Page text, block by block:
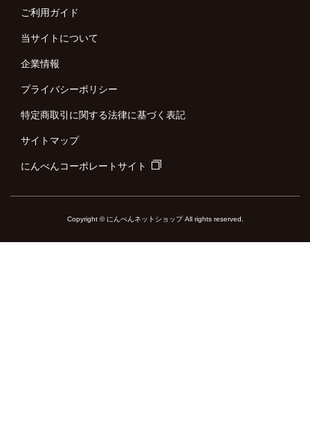
ご利用ガイド
当サイトについて
企業情報
プライバシーポリシー
特定商取引に関する法律に基づく表記
サイトマップ
にんべんコーポレートサイト
Copyright © にんべんネットショップ All rights reserved.